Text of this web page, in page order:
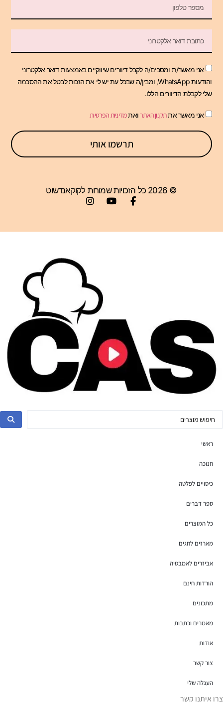
אני מאשר/ת ומסכים/ה לקבל דיוורים שיווקיים באמצעות דואר אלקטרוני
והודעות WhatsApp, ומבין/ה שבכל עת יש לי את הזכות לבטל את ההסכמה
שלי לקבלת הדיוורים הללו.
אני מאשר אתתקנון האתרואתמדיניות הפרטיות
תרשמו אותי
© 2026 כל הזכויות שמורות לקוקאנדשוט
ראשי
חנוכה
כיסויים לפלטה
ספר דברים
כל המוצרים
מארזים לחגים
אביזרים לאמבטיה
הורדות חינם
מתכונים
מאמרים וכתבות
אודות
צור קשר
העגלה שלי
צרו איתנו קשר